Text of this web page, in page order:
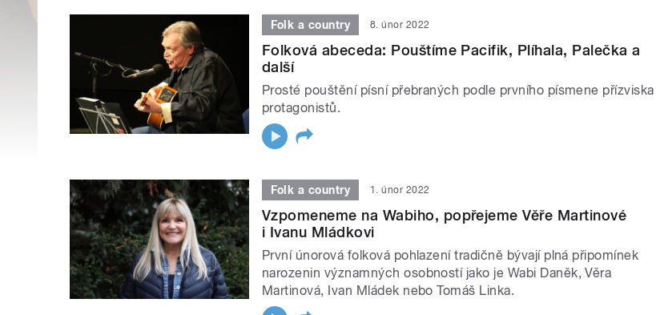
Folk a country 8. únor 2022
Folková abeceda: Pouštíme Pacifik, Plíhala, Palečka a
další
Prosté pouštění písní přebraných podle prvního písmene přízviska
protagonistů.
Folk a country 1. únor 2022
Vzpomeneme na Wabiho, popřejeme Věře Martinové
i Ivanu Mládkovi
První únorová folková pohlazení tradičně bývají plná připomínek
narozenin významných osobností jako je Wabi Daněk, Věra
Martinová, Ivan Mládek nebo Tomáš Linka.